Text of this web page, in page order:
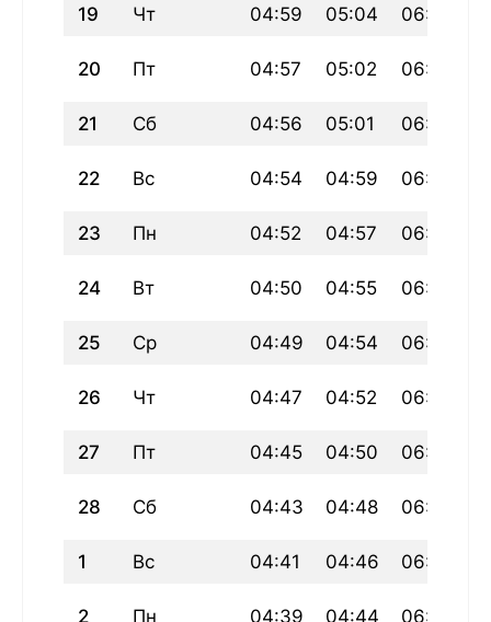
19 Чт 04:59 05:04 06:47
20 Пт 04:57 05:02 06:45
21 Сб 04:56 05:01 06:43
22 Вс 04:54 04:59 06:41
23 Пн 04:52 04:57 06:40
24 Вт 04:50 04:55 06:38
25 Ср 04:49 04:54 06:36
26 Чт 04:47 04:52 06:34
27 Пт 04:45 04:50 06:32
28 Сб 04:43 04:48 06:30
1 Вс 04:41 04:46 06:28
2 Пн 04:39 04:44 06:27